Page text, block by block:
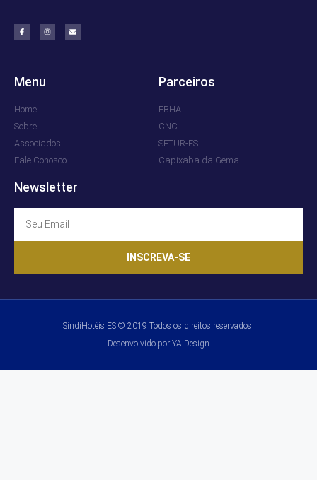
Menu
Home
Sobre
Associados
Fale Conosco
Parceiros
FBHA
CNC
SETUR-ES
Capixaba da Gema
Newsletter
INSCREVA-SE
SindiHotéis ES © 2019 Todos os direitos reservados.
Desenvolvido por YA Design